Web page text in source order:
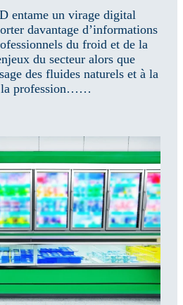
entame un virage digital
davantage d’informations
du froid et de la
du secteur alors que
des fluides naturels et à la
la profession……